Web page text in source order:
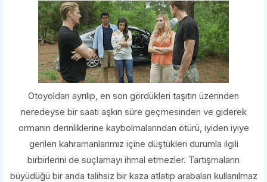
Otoyoldan ayrılıp, en son gördükleri taşıtın üzerinden
neredeyse bir saati aşkın süre geçmesinden ve giderek
ormanın derinliklerine kaybolmalarından ötürü, iyiden iyiye
gerilen kahramanlarımız içine düştükleri durumla ilgili
birbirlerini de suçlamayı ihmal etmezler. Tartışmaların
büyüdüğü bir anda talihsiz bir kaza atlatıp arabaları kullanılmaz